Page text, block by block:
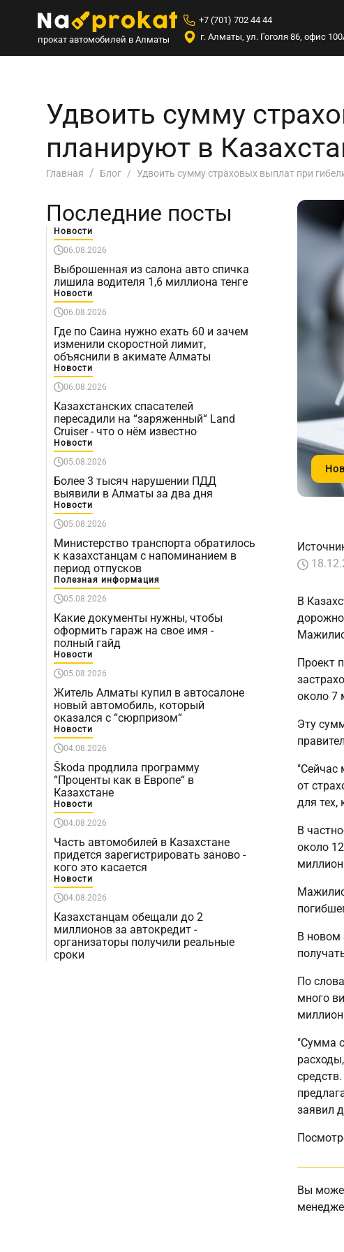
прокат автомобилей в Алматы
+7 (701) 702 44 44
г. Алматы, ул. Гоголя 86, офис
Удвоить сумму
планируют в
Главная Блог Удвоить сумму страховых выплат при
Последние посты
Новости
06.08.2026
Выброшенная из салона авто спичка
лишила водителя 1,6 миллиона тенге
Новости
06.08.2026
Где по Саина нужно ехать 60 и зачем
изменили скоростной лимит,
объяснили в акимате Алматы
Новости
06.08.2026
Казахстанских спасателей
пересадили на “заряженный“ Land
Cruiser - что о нём известно
Новости
05.08.2026
Более 3 тысяч нарушении ПДД
выявили в Алматы за два дня
Новости
05.08.2026
Министерство транспорта обратилось
к казахстанцам с напоминанием в
период отпусков
Полезная информация
05.08.2026
Какие документы нужны, чтобы
оформить гараж на свое имя -
полный гайд
Новости
05.08.2026
Житель Алматы купил в автосалоне
новый автомобиль, который
оказался с “сюрпризом“
Новости
04.08.2026
Škoda продлила программу
“Проценты как в Европе“ в
Казахстане
Новости
04.08.2026
Часть автомобилей в Казахстане
придется зарегистрировать заново -
кого это касается
Новости
04.08.2026
Казахстанцам обещали до 2
миллионов за автокредит -
организаторы получили реальные
сроки
В
Проект
около 7
Эту
"Сейчас
от
для тех,
В
около
В новом
По
много
"Сумма
заявил
Вы